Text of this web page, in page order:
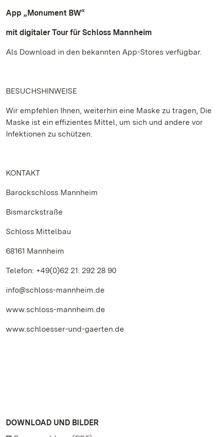
App „Monument BW“
mit digitaler Tour für Schloss Mannheim
Als Download in den bekannten App-Stores verfügbar.
BESUCHSHINWEISE
Wir empfehlen Ihnen, weiterhin eine Maske zu tragen, Die
Maske ist ein effizientes Mittel, um sich und andere vor
Infektionen zu schützen.
KONTAKT
Barockschloss Mannheim
Bismarckstraße
Schloss Mittelbau
68161 Mannheim
Telefon: +49(0)62 21. 292 28 90
info@schloss-mannheim.de
www.schloss-mannheim.de
www.schloesser-und-gaerten.de
DOWNLOAD UND BILDER